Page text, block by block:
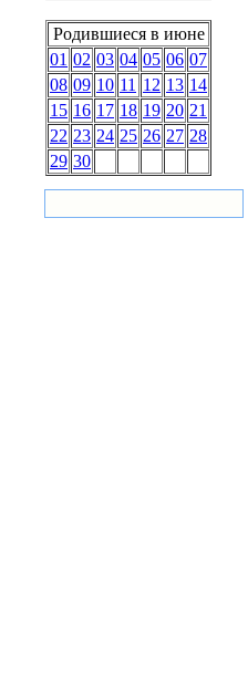
Родившиеся в июне
01 02 03 04 05 06 07
08 09 10 11 12 13 14
15 16 17 18 19 20 21
22 23 24 25 26 27 28
29 30